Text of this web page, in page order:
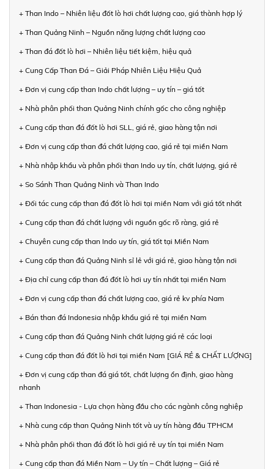
+ Than Indo – Nhiên liệu đốt lò hơi chất lượng cao, giá thành hợp lý
+ Than Quảng Ninh – Nguồn năng lượng chất lượng cao
+ Than đá đốt lò hơi – Nhiên liệu tiết kiệm, hiệu quả
+ Cung Cấp Than Đá – Giải Pháp Nhiên Liệu Hiệu Quả
+ Đơn vị cung cấp than Indo chất lượng – uy tín – giá tốt
+ Nhà phân phối than Quảng Ninh chính gốc cho công nghiệp
+ Cung cấp than đá đốt lò hơi SLL, giá rẻ, giao hàng tận nơi
+ Đơn vị cung cấp than đá chất lượng cao, giá rẻ tại miền Nam
+ Nhà nhập khẩu và phân phối than Indo uy tín, chất lượng, giá rẻ
+ So Sánh Than Quảng Ninh và Than Indo
+ Đối tác cung cấp than đá đốt lò hơi tại miền Nam với giá tốt nhất
+ Cung cấp than đá chất lượng với nguồn gốc rõ ràng, giá rẻ
+ Chuyên cung cấp than Indo uy tín, giá tốt tại Miền Nam
+ Cung cấp than đá Quảng Ninh sỉ lẻ với giá rẻ, giao hàng tận nơi
+ Địa chỉ cung cấp than đá đốt lò hơi uy tín nhất tại miền Nam
+ Đơn vị cung cấp than đá chất lượng cao, giá rẻ kv phía Nam
+ Bán than đá Indonesia nhập khẩu giá rẻ tại miền Nam
+ Cung cấp than đá Quảng Ninh chất lượng giá rẻ các loại
+ Cung cấp than đá đốt lò hơi tại miền Nam [GIÁ RẺ & CHẤT LƯỢNG]
+ Đơn vị cung cấp than đá giá tốt, chất lượng ổn định, giao hàng
nhanh
+ Than Indonesia - Lựa chọn hàng đầu cho các ngành công nghiệp
+ Nhà cung cấp than Quảng Ninh tốt và uy tín hàng đầu TPHCM
+ Nhà phân phối than đá đốt lò hơi giá rẻ uy tín tại miền Nam
+ Cung cấp than đá Miền Nam – Uy tín – Chất lượng – Giá rẻ